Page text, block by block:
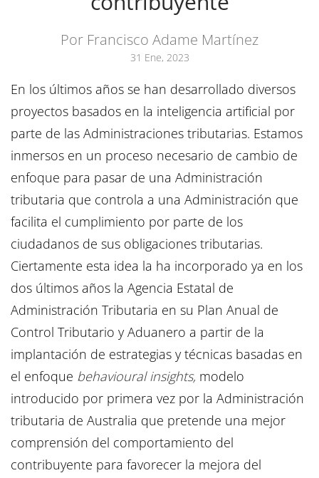
Por Francisco Adame Martínez
31 Ene, 2023
En los últimos años se han desarrollado diversos
proyectos basados en la inteligencia artificial por
parte de las Administraciones tributarias. Estamos
inmersos en un proceso necesario de cambio de
enfoque para pasar de una Administración
tributaria que controla a una Administración que
facilita el cumplimiento por parte de los
ciudadanos de sus obligaciones tributarias.
Ciertamente esta idea la ha incorporado ya en los
dos últimos años la Agencia Estatal de
Administración Tributaria en su Plan Anual de
Control Tributario y Aduanero a partir de la
implantación de estrategias y técnicas basadas en
el enfoque behavioural insights, modelo
introducido por primera vez por la Administración
tributaria de Australia que pretende una mejor
comprensión del comportamiento del
contribuyente para favorecer la mejora del